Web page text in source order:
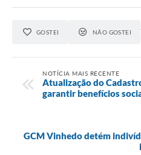
GOSTEI NÃO GOSTEI
NOTÍCIA MAIS RECENTE
Atualização do
garantir benefícios
GCM Vinhedo detém